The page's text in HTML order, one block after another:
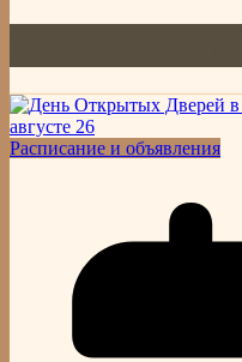
Расписание и объявления